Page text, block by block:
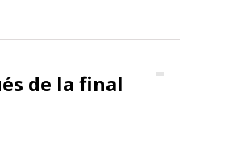
de la final